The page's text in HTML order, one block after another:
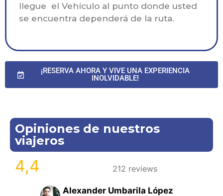
llegue el Vehículo al punto donde usted
se encuentra dependerá de la ruta.
¡RESERVA AHORA Y VIVE UNA EXPERIENCIA
INOLVIDABLE!
Opiniones de nuestros
viajeros
4,4 212 reviews
Alexander Umbarila López